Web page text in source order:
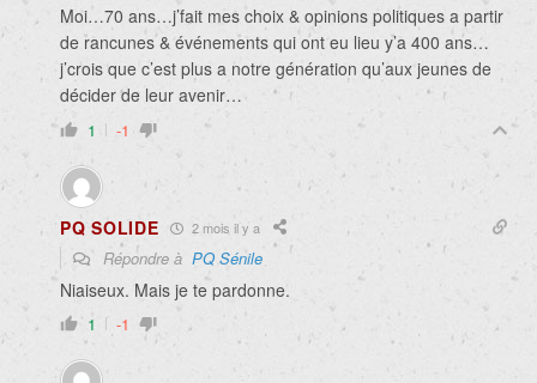
Moi…70 ans…j’fait mes choix & opinions politiques a partir
de rancunes & événements qui ont eu lieu y’a 400 ans…
j’crois que c’est plus a notre génération qu’aux jeunes de
décider de leur avenir…
1 -1
PQ SOLIDE 2 mois il y a
Répondre à PQ Sénile
Niaiseux. Mais je te pardonne.
1 -1